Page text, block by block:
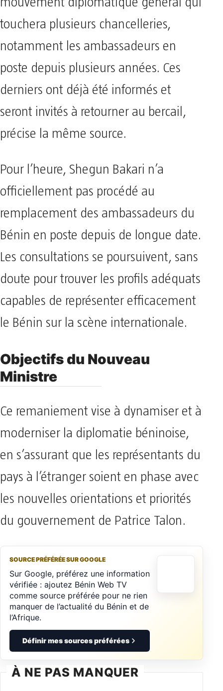
touchera plusieurs chancelleries,
notamment les ambassadeurs en
poste depuis plusieurs années. Ces
derniers ont déjà été informés et
seront invités à retourner au bercail,
précise la même source.
Pour l’heure, Shegun Bakari n’a
officiellement pas procédé au
remplacement des ambassadeurs du
Bénin en poste depuis de longue date.
Les consultations se poursuivent, sans
doute pour trouver les profils adéquats
capables de représenter efficacement
le Bénin sur la scène internationale.
Objectifs du Nouveau
Ministre
Ce remaniement vise à dynamiser et à
moderniser la diplomatie béninoise,
en s’assurant que les représentants du
pays à l’étranger soient en phase avec
les nouvelles orientations et priorités
du gouvernement de Patrice Talon.
SOURCE PRÉFÉRÉE SUR GOOGLE
Sur Google, préférez une information
vérifiée : ajoutez Bénin Web TV
comme source préférée pour ne rien
manquer de l’actualité du Bénin et de
l’Afrique.
Définir mes sources préférées
À NE PAS MANQUER